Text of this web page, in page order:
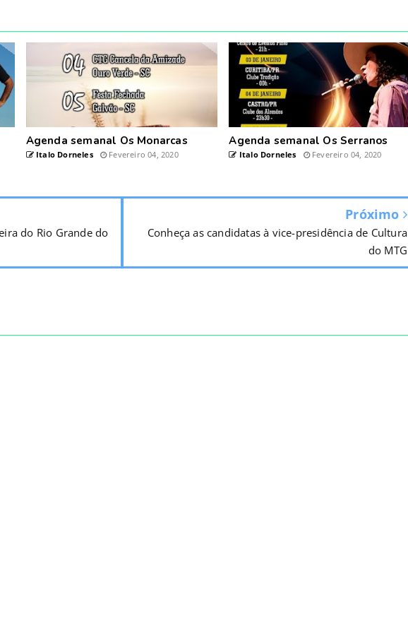
Agenda semanal Os Monarcas
Italo Dorneles Fevereiro 04, 2020
Agenda semanal Os Serranos
Italo Dorneles Fevereiro 04, 2020
do Rio Grande do
Próximo
Conheça as candidatas à vice-presidência de Cultura
do MTG